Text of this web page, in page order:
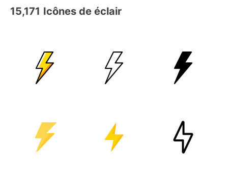
15,171 Icônes de éclair